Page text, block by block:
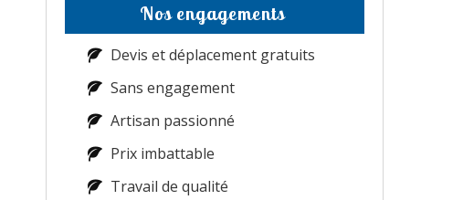
Nos engagements
Devis et déplacement gratuits
Sans engagement
Artisan passionné
Prix imbattable
Travail de qualité